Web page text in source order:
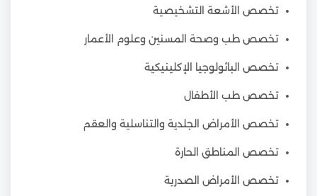
تخصص الأشعة التشخيصية
تخصص طب وصحة المسنين وعلوم الأعمار
تخصص الباثولوجيا الإكلينيكية
تخصص طب الأطفال
تخصص الأمراض الجلدية والتناسلية والعقم
تخصص المناطق الحارة
تخصص الأمراض الصدرية